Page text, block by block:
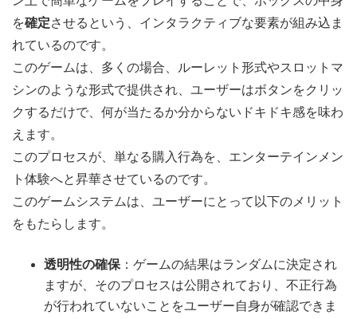
を確定させるという、インタラクティブな要素が組み込ま
れているのです。
このゲームは、多くの場合、ルーレット形式やスロットマ
シンのような形式で提供され、ユーザーはボタンをクリッ
クするだけで、何が当たるか分からないドキドキ感を味わ
えます。
このプロセスが、単なる購入行為を、エンターテインメン
ト体験へと昇華させているのです。
このゲームシステムは、ユーザーにとって以下のメリット
をもたらします。
透明性の確保 ：ゲームの結果はランダムに決定され
ますが、そのプロセスは公開されており、不正行為
が行われていないことをユーザー自身が確認できま